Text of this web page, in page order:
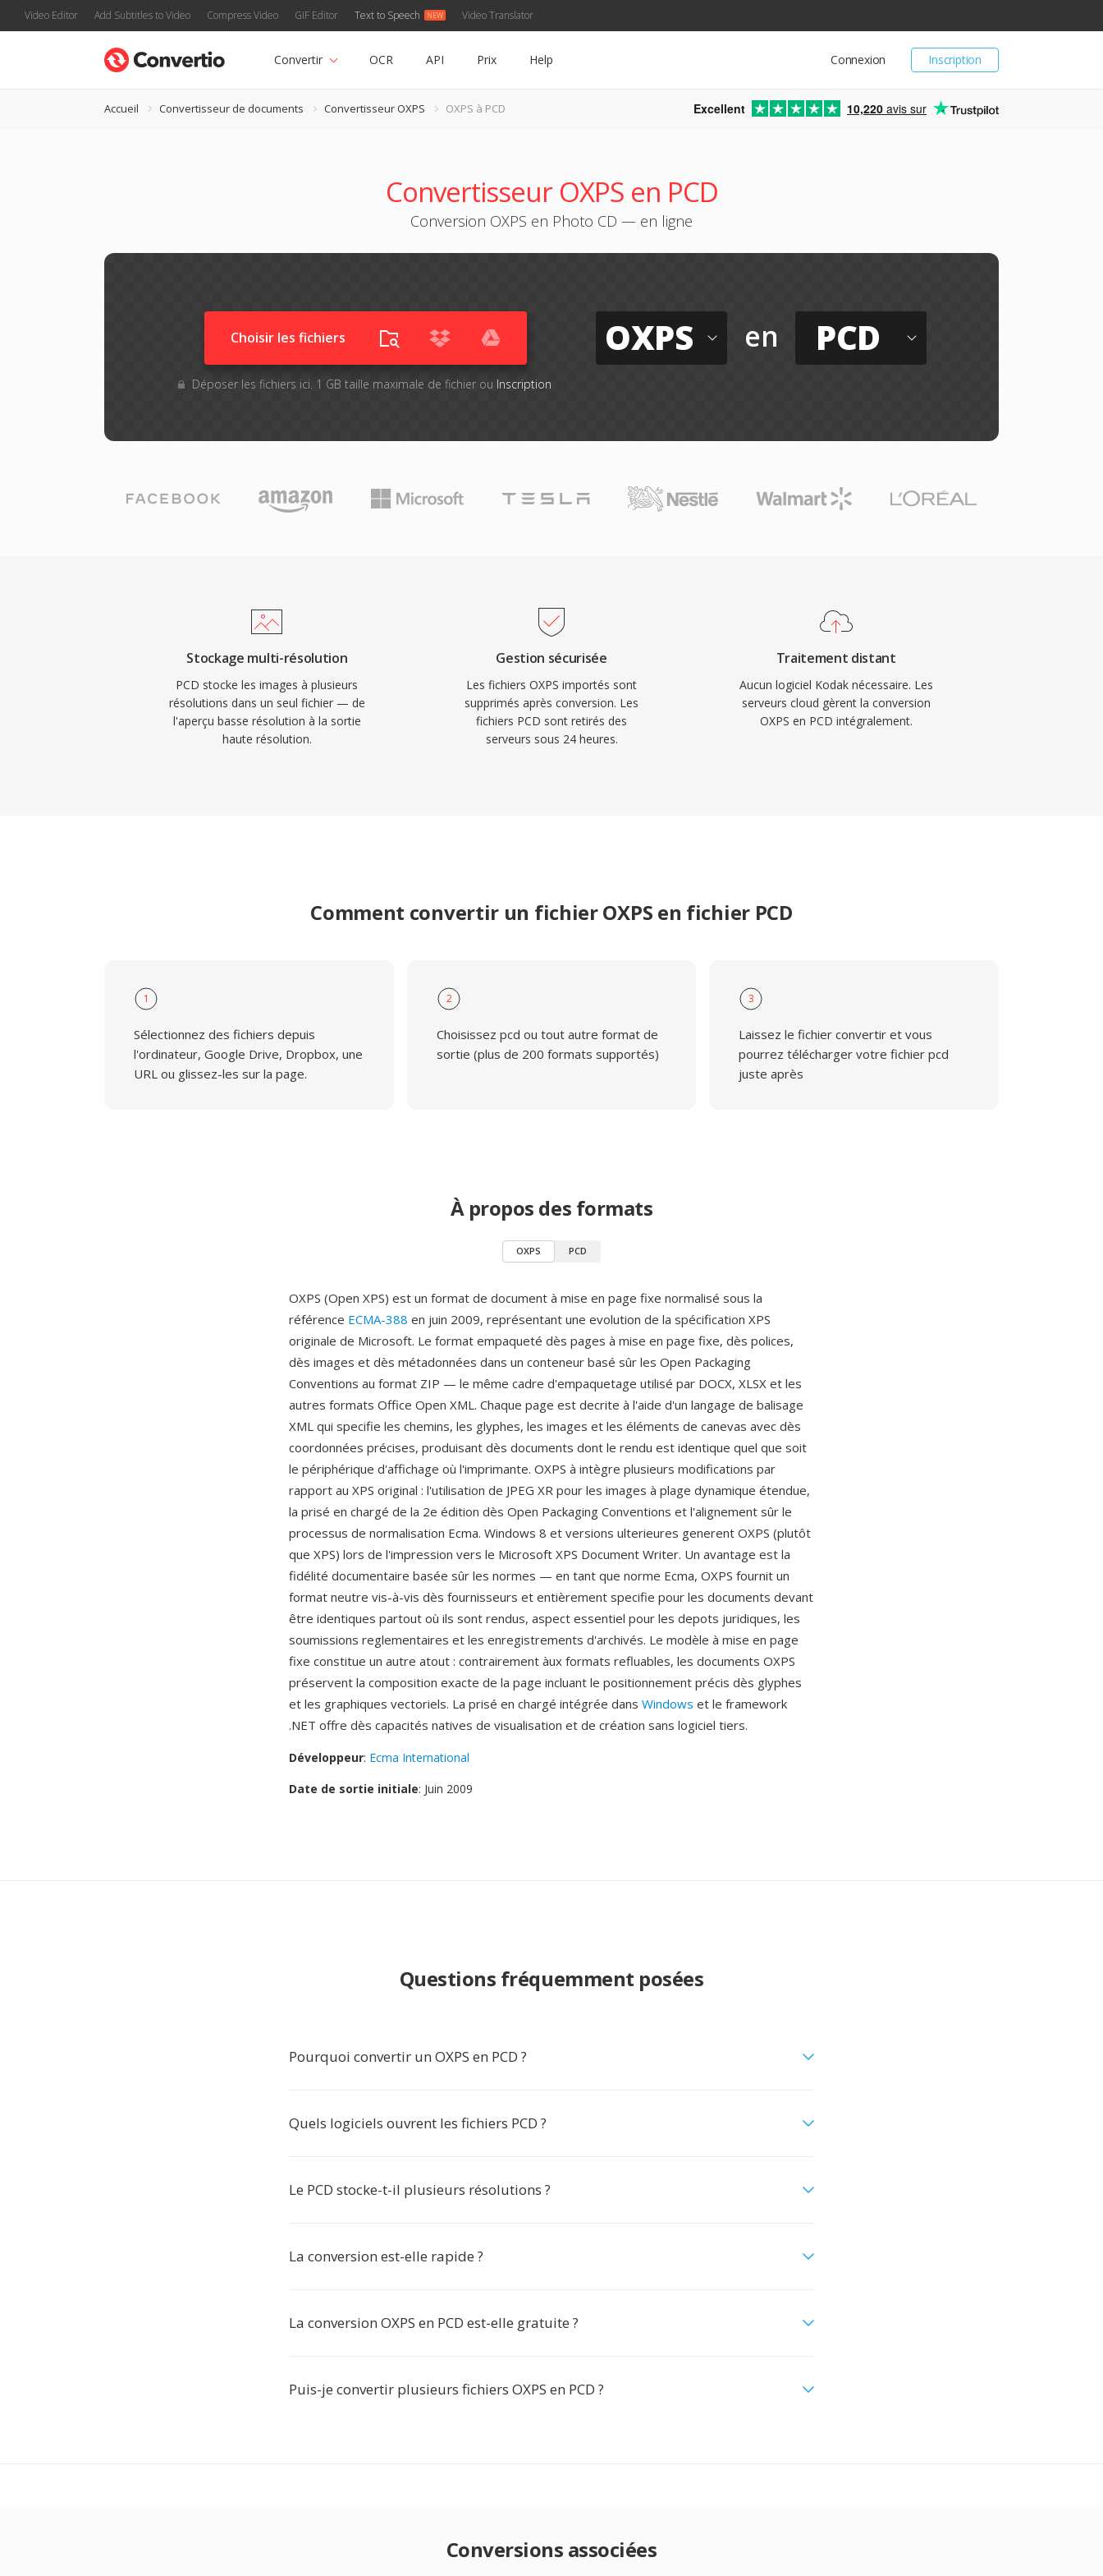
Video Editor Add Subtitles to Video Compress Video GIF Editor Text to Speech Video Translator
Inscription
Connexion
Convertir OCR API Prix Help
Accueil Convertisseur de documents Convertisseur OXPS OXPS à PCD Excellent 10,220 avis sur
Convertisseur OXPS en PCD
Conversion OXPS en Photo CD — en ligne
Choisir les fichiers
Déposer les fichiers ici. 1 GB taille maximale de fichier ou Inscription
OXPS en PCD
Stockage multi-résolution
PCD stocke les images à plusieurs
résolutions dans un seul fichier — de
l'aperçu basse résolution à la sortie
haute résolution.
Gestion sécurisée
Les fichiers OXPS importés sont
supprimés après conversion. Les
fichiers PCD sont retirés des
serveurs sous 24 heures.
Traitement distant
Aucun logiciel Kodak nécessaire. Les
serveurs cloud gèrent la conversion
OXPS en PCD intégralement.
Comment convertir un fichier OXPS en fichier PCD
1
Sélectionnez des fichiers depuis
l'ordinateur, Google Drive, Dropbox, une
URL ou glissez-les sur la page.
2
Choisissez pcd ou tout autre format de
sortie (plus de 200 formats supportés)
3
Laissez le fichier convertir et vous
pourrez télécharger votre fichier pcd
juste après
À propos des formats
OXPS PCD
OXPS (Open XPS) est un format de document à mise en page fixe normalisé sous la
référence ECMA-388 en juin 2009, représentant une evolution de la spécification XPS
originale de Microsoft. Le format empaqueté dès pages à mise en page fixe, dès polices,
dès images et dès métadonnées dans un conteneur basé sûr les Open Packaging
Conventions au format ZIP — le même cadre d'empaquetage utilisé par DOCX, XLSX et les
autres formats Office Open XML. Chaque page est decrite à l'aide d'un langage de balisage
XML qui specifie les chemins, les glyphes, les images et les éléments de canevas avec dès
coordonnées précises, produisant dès documents dont le rendu est identique quel que soit
le périphérique d'affichage où l'imprimante. OXPS à intègre plusieurs modifications par
rapport au XPS original : l'utilisation de JPEG XR pour les images à plage dynamique étendue,
la prisé en chargé de la 2e édition dès Open Packaging Conventions et l'alignement sûr le
processus de normalisation Ecma. Windows 8 et versions ulterieures generent OXPS (plutôt
que XPS) lors de l'impression vers le Microsoft XPS Document Writer. Un avantage est la
fidélité documentaire basée sûr les normes — en tant que norme Ecma, OXPS fournit un
format neutre vis-à-vis dès fournisseurs et entièrement specifie pour les documents devant
être identiques partout où ils sont rendus, aspect essentiel pour les depots juridiques, les
soumissions reglementaires et les enregistrements d'archivés. Le modèle à mise en page
fixe constitue un autre atout : contrairement àux formats refluables, les documents OXPS
préservent la composition exacte de la page incluant le positionnement précis dès glyphes
et les graphiques vectoriels. La prisé en chargé intégrée dans Windows et le framework
.NET offre dès capacités natives de visualisation et de création sans logiciel tiers.
Développeur: Ecma International
Date de sortie initiale: Juin 2009
Questions fréquemment posées
Pourquoi convertir un OXPS en PCD ?
Quels logiciels ouvrent les fichiers PCD ?
Le PCD stocke-t-il plusieurs résolutions ?
La conversion est-elle rapide ?
La conversion OXPS en PCD est-elle gratuite ?
Puis-je convertir plusieurs fichiers OXPS en PCD ?
Conversions associées